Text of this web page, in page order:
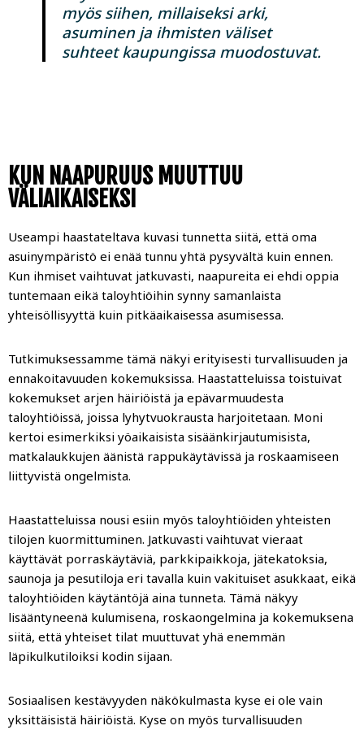
myös siihen, millaiseksi arki,
asuminen ja ihmisten väliset
suhteet kaupungissa muodostuvat.
KUN NAAPURUUS MUUTTUU
VÄLIAIKAISEKSI
Useampi haastateltava kuvasi tunnetta siitä, että oma
asuinympäristö ei enää tunnu yhtä pysyvältä kuin ennen.
Kun ihmiset vaihtuvat jatkuvasti, naapureita ei ehdi oppia
tuntemaan eikä taloyhtiöihin synny samanlaista
yhteisöllisyyttä kuin pitkäaikaisessa asumisessa.
Tutkimuksessamme tämä näkyi erityisesti turvallisuuden ja
ennakoitavuuden kokemuksissa. Haastatteluissa toistuivat
kokemukset arjen häiriöistä ja epävarmuudesta
taloyhtiöissä, joissa lyhytvuokrausta harjoitetaan. Moni
kertoi esimerkiksi yöaikaisista sisäänkirjautumisista,
matkalaukkujen äänistä rappukäytävissä ja roskaamiseen
liittyvistä ongelmista.
Haastatteluissa nousi esiin myös taloyhtiöiden yhteisten
tilojen kuormittuminen. Jatkuvasti vaihtuvat vieraat
käyttävät porraskäytäviä, parkkipaikkoja, jätekatoksia,
saunoja ja pesutiloja eri tavalla kuin vakituiset asukkaat, eikä
taloyhtiöiden käytäntöjä aina tunneta. Tämä näkyy
lisääntyneenä kulumisena, roskaongelmina ja kokemuksena
siitä, että yhteiset tilat muuttuvat yhä enemmän
läpikulkutiloiksi kodin sijaan.
Sosiaalisen kestävyyden näkökulmasta kyse ei ole vain
yksittäisistä häiriöistä. Kyse on myös turvallisuuden